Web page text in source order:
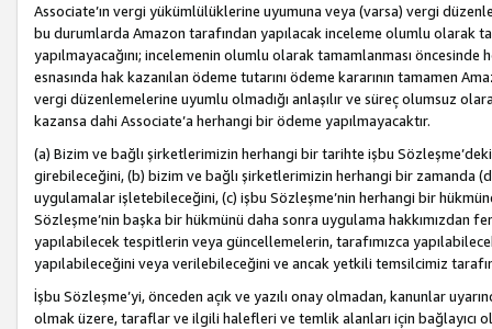
Associate’ın vergi yükümlülüklerine uyumuna veya (varsa) vergi
bu durumlarda Amazon tarafından yapılacak inceleme olumlu olarak
yapılmayacağını; incelemenin olumlu olarak tamamlanması
esnasında hak kazanılan ödeme tutarını ödeme kararının tamamen
vergi düzenlemelerine uyumlu olmadığı anlaşılır ve süreç olumsuz
kazansa dahi Associate’a herhangi bir ödeme yapılmayacaktır.
(a) Bizim ve bağlı şirketlerimizin herhangi bir tarihte işbu
girebileceğini, (b) bizim ve bağlı şirketlerimizin herhangi bir zamanda
uygulamalar işletebileceğini, (c) işbu Sözleşme’nin herhangi bir
Sözleşme’nin başka bir hükmünü daha sonra uygulama hakkımızdan
yapılabilecek tespitlerin veya güncellemelerin, tarafımızca
yapılabileceğini veya verilebileceğini ve ancak yetkili temsilcimiz
İşbu Sözleşme’yi, önceden açık ve yazılı onay olmadan, kanunlar
olmak üzere, taraflar ve ilgili halefleri ve temlik alanları için bağlayıcı